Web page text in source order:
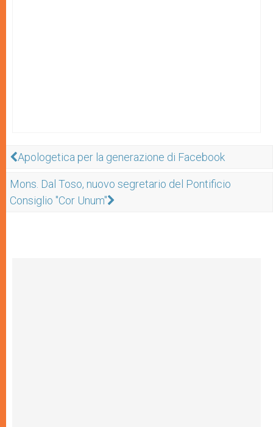
Apologetica per la generazione di Facebook
Mons. Dal Toso, nuovo segretario del Pontificio
Consiglio "Cor Unum"